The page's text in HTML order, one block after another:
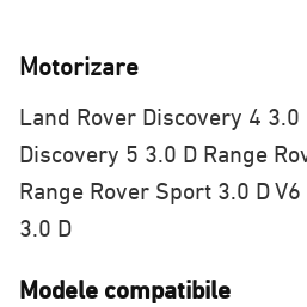
Motorizare
Land Rover Discovery 4 3.0
Discovery 5 3.0 D Range
Range Rover Sport 3.0 D V6
3.0 D
Modele compatibile